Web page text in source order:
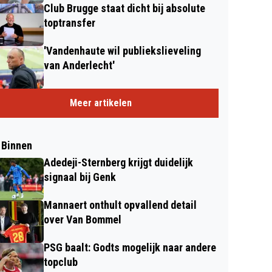
Club Brugge staat dicht bij absolute
toptransfer
'Vandenhaute wil publiekslieveling
van Anderlecht'
Meer artikelen
Adedeji-Sternberg krijgt duidelijk
signaal bij Genk
Mannaert onthult opvallend detail
over Van Bommel
PSG baalt: Godts mogelijk naar andere
topclub